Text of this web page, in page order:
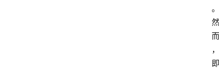
。
然
而
，
即